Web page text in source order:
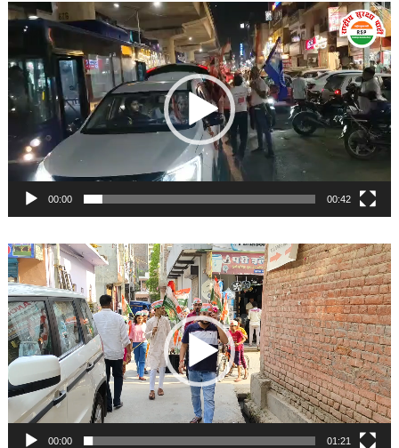
Video
Player
00:00 00:42
Video
Player
00:00 01:21